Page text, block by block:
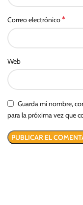
Correo electrónico*
Web
Guarda mi nombre,
para la próxima vez que